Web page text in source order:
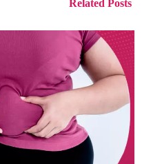
Related Posts